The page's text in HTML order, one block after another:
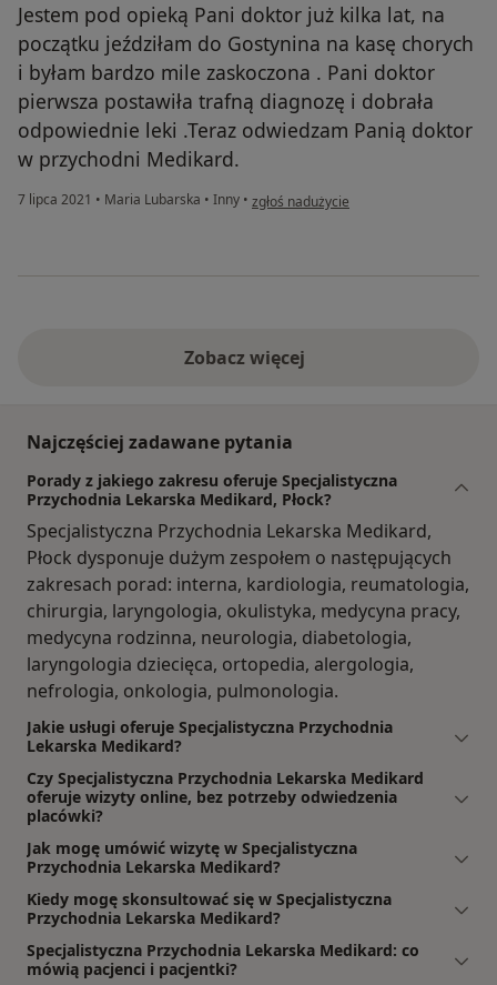
Jestem pod opieką Pani doktor już kilka lat, na
początku jeździłam do Gostynina na kasę chorych
i byłam bardzo mile zaskoczona . Pani doktor
pierwsza postawiła trafną diagnozę i dobrała
odpowiednie leki .Teraz odwiedzam Panią doktor
w przychodni Medikard.
7 lipca 2021 • Maria Lubarska • Inny • w opinii użytkownika Agata Z
zgłoś nadużycie
Zobacz więcej
Najczęściej zadawane pytania
Porady z jakiego zakresu oferuje Specjalistyczna
Przychodnia Lekarska Medikard, Płock?
Specjalistyczna Przychodnia Lekarska Medikard,
Płock dysponuje dużym zespołem o następujących
zakresach porad: interna, kardiologia, reumatologia,
chirurgia, laryngologia, okulistyka, medycyna pracy,
medycyna rodzinna, neurologia, diabetologia,
laryngologia dziecięca, ortopedia, alergologia,
nefrologia, onkologia, pulmonologia.
Jakie usługi oferuje Specjalistyczna Przychodnia
Lekarska Medikard?
Czy Specjalistyczna Przychodnia Lekarska Medikard
oferuje wizyty online, bez potrzeby odwiedzenia
placówki?
Jak mogę umówić wizytę w Specjalistyczna
Przychodnia Lekarska Medikard?
Kiedy mogę skonsultować się w Specjalistyczna
Przychodnia Lekarska Medikard?
Specjalistyczna Przychodnia Lekarska Medikard: co
mówią pacjenci i pacjentki?